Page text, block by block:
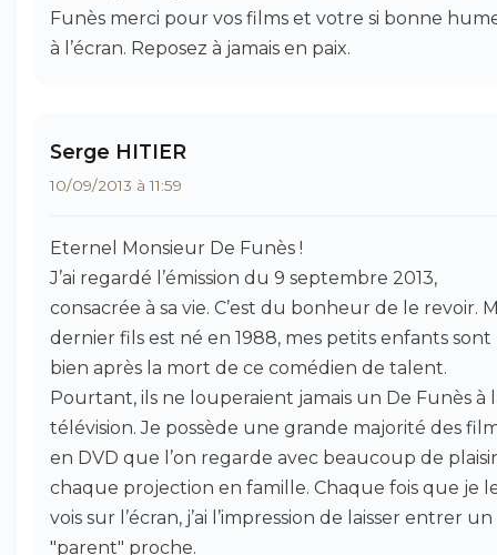
Funès merci pour vos films et votre si bonne
à l’écran. Reposez à jamais en paix.
Serge HITIER
10/09/2013 à 11:59
Eternel Monsieur De Funès !
J’ai regardé l’émission du 9 septembre 2013,
consacrée à sa vie. C’est du bonheur de le revoir.
dernier fils est né en 1988, mes petits enfants sont
bien après la mort de ce comédien de talent.
Pourtant, ils ne louperaient jamais un De Funès à
télévision. Je possède une grande majorité des
en DVD que l’on regarde avec beaucoup de
chaque projection en famille. Chaque fois que je
vois sur l’écran, j’ai l’impression de laisser entrer un
"parent" proche.